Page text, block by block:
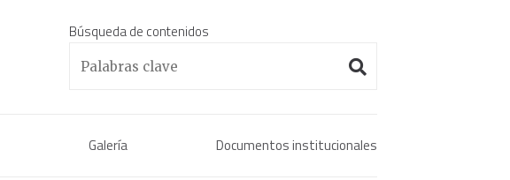
Búsqueda de contenidos
Galería Documentos institucionales